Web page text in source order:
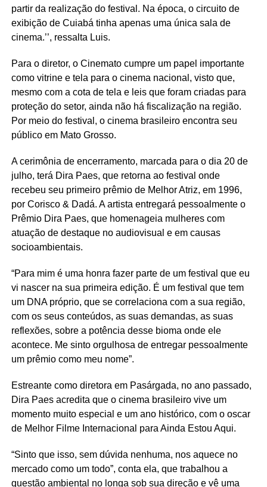
partir da realização do festival. Na época, o circuito de
exibição de Cuiabá tinha apenas uma única sala de
cinema.’’, ressalta Luis.
Para o diretor, o Cinematocumpre um papel importante
como vitrine e tela para o cinema nacional, visto que,
mesmo com a cota de tela e leis que foram criadas para
proteção do setor, ainda não há fiscalização na região.
Por meio do festival, o cinema brasileiro encontra seu
público em Mato Grosso.
A cerimônia de encerramento, marcada para o dia 20 de
julho, terá Dira Paes, que retorna ao festival onde
recebeu seu primeiro prêmio de Melhor Atriz, em 1996,
por Corisco & Dadá. A artista entregará pessoalmente o
Prêmio Dira Paes, que homenageia mulheres com
atuação de destaque no audiovisual e em causas
socioambientais.
“Para mim é uma honra fazer parte de um festival que eu
vi nascer na sua primeira edição. É um festival que tem
um DNA próprio, que se correlaciona com a sua região,
com os seus conteúdos, as suas demandas, as suas
reflexões, sobre a potência desse bioma onde ele
acontece. Me sinto orgulhosa de entregar pessoalmente
um prêmio como meu nome”.
Estreante como diretora em Pasárgada, no ano passado,
Dira Paes acredita que o cinema brasileiro vive um
momento muito especial e um ano histórico, com o oscar
de Melhor Filme Internacional para Ainda Estou Aqui.
“Sinto que isso, sem dúvida nenhuma, nos aquece no
mercado como um todo”, conta ela, que trabalhou a
questão ambiental no longa sob sua direção e vê uma